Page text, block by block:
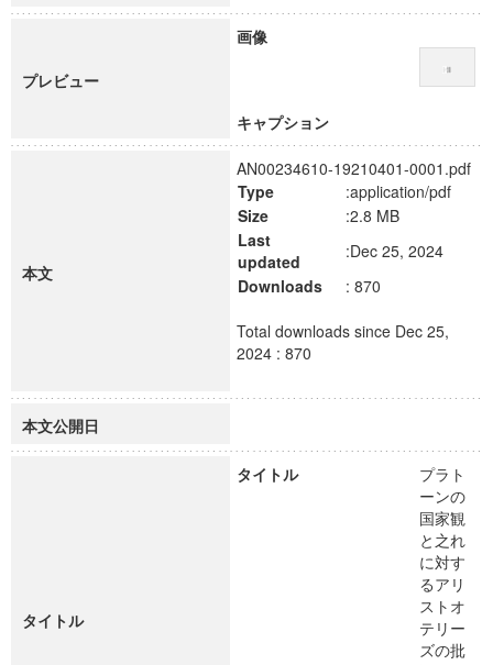
学術雑誌掲載論文等(8)
プレビュー
画像
キャプション
本文
AN00234610-19210401-0001.pdf
Type
:application/pdf
Size
:2.8 MB
Last
updated
:Dec 25, 2024
Downloads
: 870
Total downloads since Dec 25,
2024 : 870
本文公開日
タイトル
タイトル
プラト
ーンの
国家観
と之れ
に対す
るアリ
ストオ
テリー
ズの批